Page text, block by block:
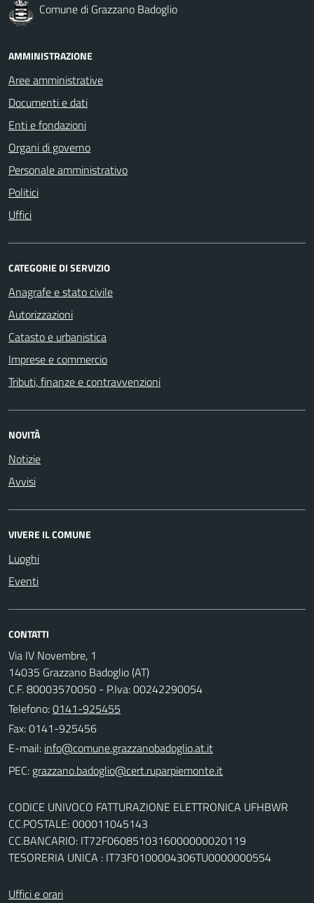
Comune di Grazzano Badoglio
AMMINISTRAZIONE
Aree amministrative
Documenti e dati
Enti e fondazioni
Organi di governo
Personale amministrativo
Politici
Uffici
CATEGORIE DI SERVIZIO
Anagrafe e stato civile
Autorizzazioni
Catasto e urbanistica
Imprese e commercio
Tributi, finanze e contravvenzioni
NOVITÀ
Notizie
Avvisi
VIVERE IL COMUNE
Luoghi
Eventi
CONTATTI
Via IV Novembre, 1
14035 Grazzano Badoglio (AT)
C.F. 80003570050 - P.Iva: 00242290054
Telefono:0141-925455
Fax: 0141-925456
E-mail:
PEC:
CODICE UNIVOCO FATTURAZIONE ELETTRONICA UFHBWR
CC.POSTALE: 000011045143
CC.BANCARIO: IT72F0608510316000000020119
TESORERIA UNICA : IT73F0100004306TU0000000554
Uffici e orari